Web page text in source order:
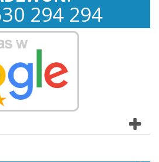
294 294